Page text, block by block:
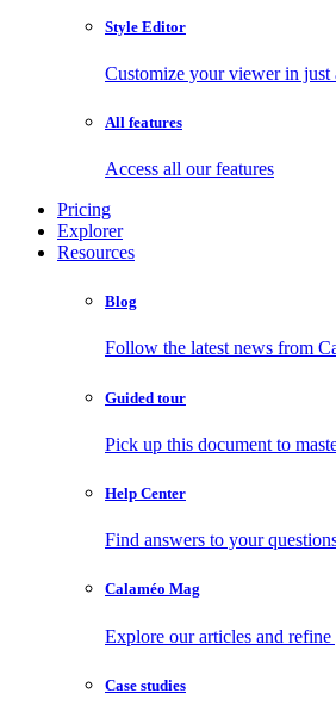
Style Editor
Customize your viewer in just
All features
Access all our features
Pricing
Explorer
Resources
Blog
Follow the latest news from
Guided tour
Pick up this document to
Help Center
Find answers to your
Calaméo Mag
Explore our articles and refine
Case studies